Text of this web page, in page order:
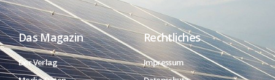
Das Magazin
Der Verlag
Rechtliches
Impressum